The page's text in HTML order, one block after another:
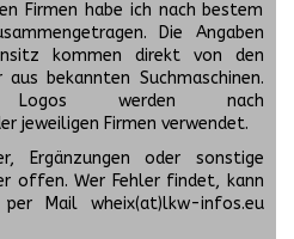
Firmen habe ich nach bestem
Die Angaben
kommen direkt von den
bekannten Suchmaschinen.
Logos werden nach
jeweiligen Firmen verwendet.
Ergänzungen oder sonstige
offen. Wer Fehler findet, kann
Mail wheix(at)lkw-infos.eu